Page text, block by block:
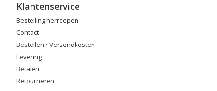
Klantenservice
Bestelling herroepen
Contact
Bestellen / Verzendkosten
Levering
Betalen
Retourneren